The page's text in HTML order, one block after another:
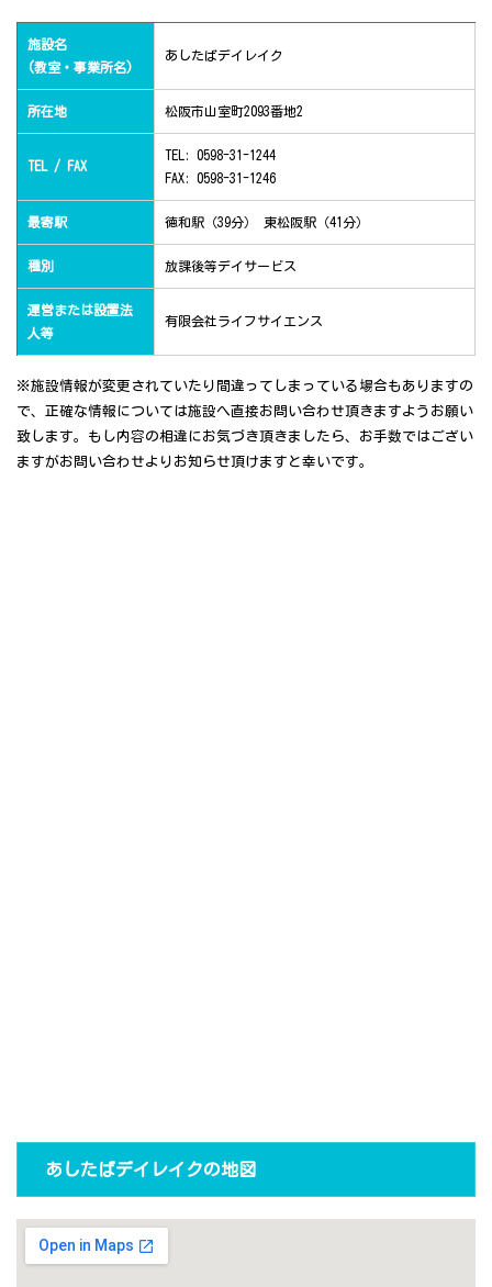
施設名
(教室・事業所名)
あしたばデイレイク
所在地 松阪市山室町2093番地2
TEL / FAX
TEL: 0598-31-1244
FAX: 0598-31-1246
最寄駅 徳和駅（39分） 東松阪駅（41分）
種別 放課後等デイサービス
運営または設置法
人等
有限会社ライフサイエンス
※施設情報が変更されていたり間違ってしまっている場合もありますの
で、正確な情報については施設へ直接お問い合わせ頂きますようお願い
致します。もし内容の相違にお気づき頂きましたら、お手数ではござい
ますがお問い合わせよりお知らせ頂けますと幸いです。
あしたばデイレイクの地図